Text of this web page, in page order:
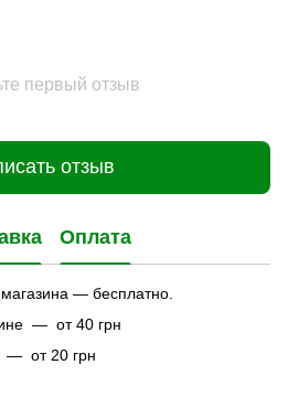
первый отзыв
отзыв
Оплата
— бесплатно.
— от 40 грн
— от 20 грн